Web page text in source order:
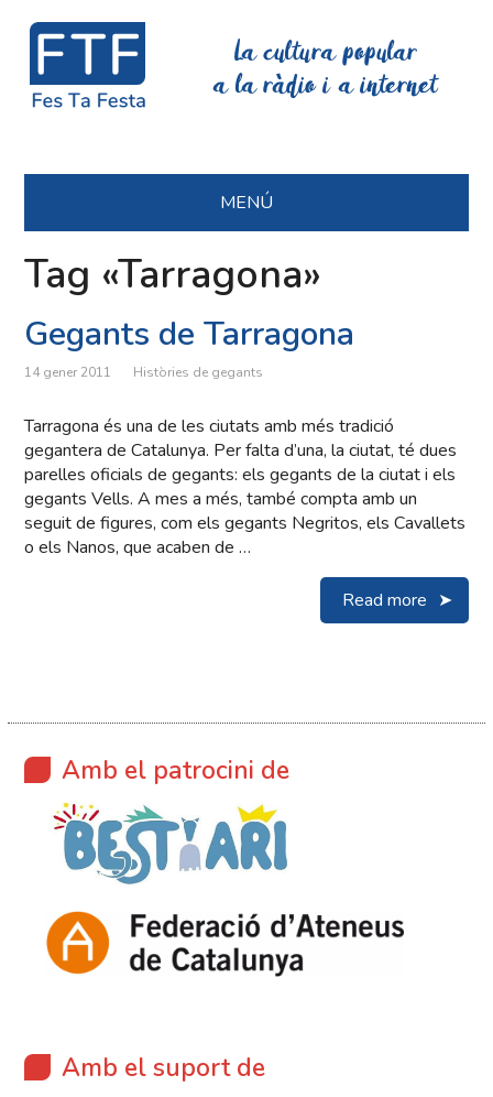
La cultura popular
a la ràdio i a internet
MENÚ
Tag «Tarragona»
Gegants de Tarragona
14 gener 2011 Històries de gegants
Tarragona és una de les ciutats amb més tradició
gegantera de Catalunya. Per falta d’una, la ciutat, té dues
parelles oficials de gegants: els gegants de la ciutat i els
gegants Vells. A mes a més, també compta amb un
seguit de figures, com els gegants Negritos, els Cavallets
o els Nanos, que acaben de …
Read more
Amb el patrocini de
Amb el suport de